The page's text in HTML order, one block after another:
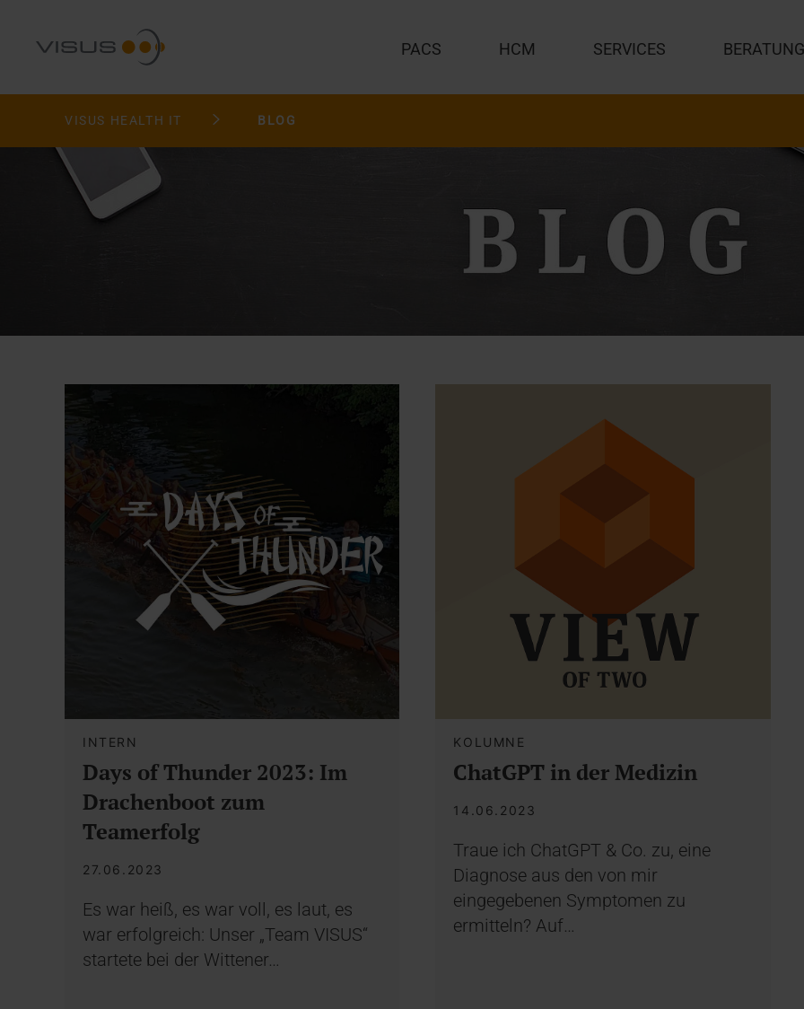
PACS HCM SERVICES BERATUNG
VISUS HEALTH IT BLOG
INTERN
Days of Thunder 2023: Im
Drachenboot zum
Teamerfolg
27.06.2023
Es war heiß, es war voll, es laut, es
war erfolgreich: Unser „Team VISUS“
startete bei der Wittener…
KOLUMNE
ChatGPT in der Medizin
14.06.2023
Traue ich ChatGPT & Co. zu, eine
Diagnose aus den von mir
eingegebenen Symptomen zu
ermitteln? Auf…